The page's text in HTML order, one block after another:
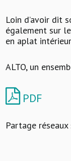
Loin d’avoir dit
également sur
en aplat
ALTO, un
PDF
Partage réseaux